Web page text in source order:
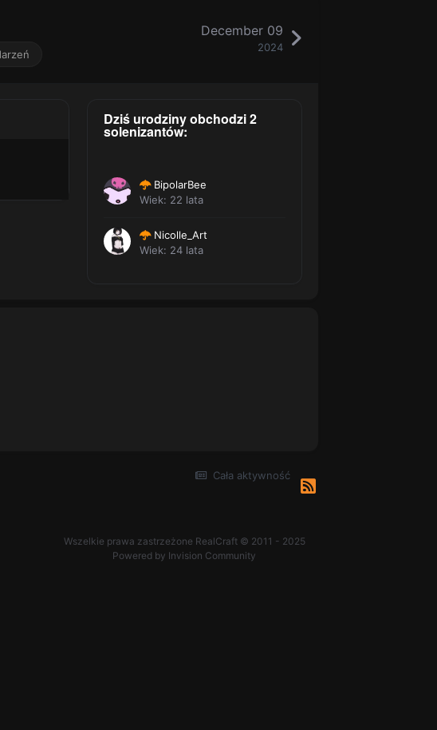
December 09
2024
Dziś urodziny obchodzi 2
solenizantów:
BipolarBee
Wiek: 22 lata
Nicolle_Art
Wiek: 24 lata
Cała aktywność
Wszelkie prawa zastrzeżone RealCraft © 2011 - 2025
Powered by Invision Community